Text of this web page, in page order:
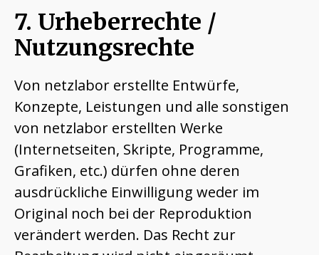
7. Urheberrechte /
Nutzungsrechte
Von netzlabor erstellte Entwürfe,
Konzepte, Leistungen und alle sonstigen
von netzlabor erstellten Werke
(Internetseiten, Skripte, Programme,
Grafiken, etc.) dürfen ohne deren
ausdrückliche Einwilligung weder im
Original noch bei der Reproduktion
verändert werden. Das Recht zur